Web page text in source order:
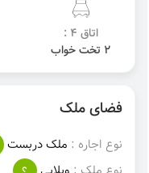
اتاق 4 :
2 تخت خواب
فضای ملک
نوع اجاره : ملک دربست